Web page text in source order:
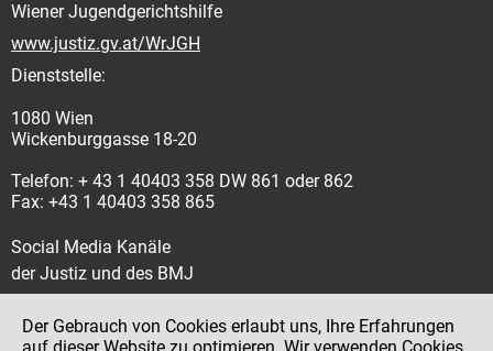
Wiener Jugendgerichtshilfe
www.justiz.gv.at/WrJGH
Dienststelle:
1080 Wien
Wickenburggasse 18-20
Telefon: + 43 1 40403 358 DW 861 oder 862
Fax: +43 1 40403 358 865
Social Media Kanäle
der Justiz und des BMJ
Der Gebrauch von Cookies erlaubt uns, Ihre Erfahrungen